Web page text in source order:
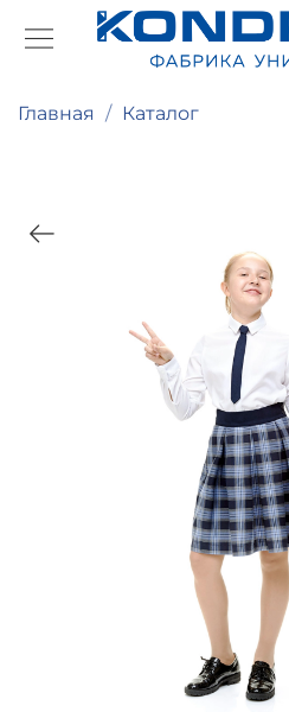
Главная Каталог